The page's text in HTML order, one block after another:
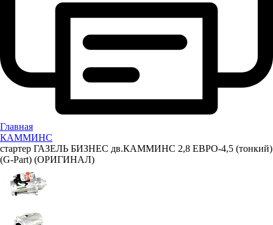
Главная
КАММИНС
стартер ГАЗЕЛЬ БИЗНЕС дв.КАММИНС 2,8 ЕВРО-4,5 (тонкий)
(G-Part) (ОРИГИНАЛ)